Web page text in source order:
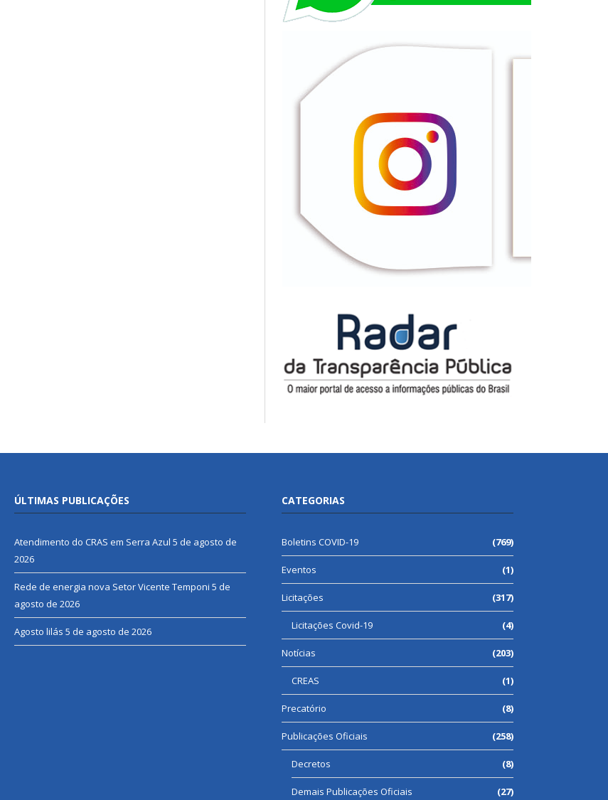
ÚLTIMAS PUBLICAÇÕES
Atendimento do CRAS em Serra Azul 5 de agosto de
2026
Rede de energia nova Setor Vicente Temponi 5 de
agosto de 2026
Agosto lilás 5 de agosto de 2026
CATEGORIAS
Boletins COVID-19 (769)
Eventos (1)
Licitações (317)
Licitações Covid-19 (4)
Notícias (203)
CREAS (1)
Precatório (8)
Publicações Oficiais (258)
Decretos (8)
Demais Publicações Oficiais (27)